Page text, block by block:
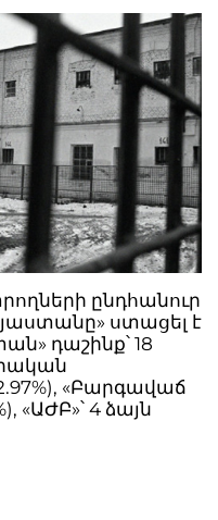
ընդհանուր
ստացել է
դաշինք՝ 18
«Բարգավաճ
«ԱԺԲ»՝ 4 ձայն